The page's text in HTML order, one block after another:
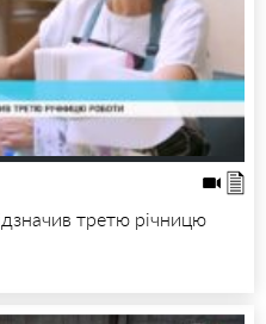
третю річницю